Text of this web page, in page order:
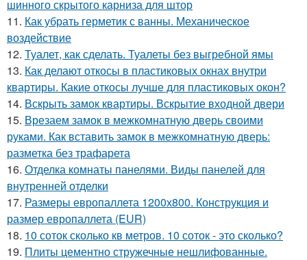
шинного скрытого карниза для штор
11. Как убрать герметик с ванны. Механическое
воздействие
12. Туалет, как сделать. Туалеты без выгребной ямы
13. Как делают откосы в пластиковых окнах внутри
квартиры. Какие откосы лучше для пластиковых окон?
14. Вскрыть замок квартиры. Вскрытие входной двери
15. Врезаем замок в межкомнатную дверь своими
руками. Как вставить замок в межкомнатную дверь:
разметка без трафарета
16. Отделка комнаты панелями. Виды панелей для
внутренней отделки
17. Размеры европаллета 1200х800. Конструкция и
размер европаллета (EUR)
18. 10 соток сколько кв метров. 10 соток - это сколько?
19. Плиты цементно стружечные нешлифованные.